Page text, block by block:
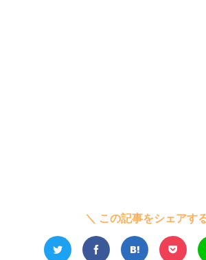
＼ この記事をシェアす